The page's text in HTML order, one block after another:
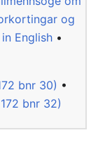
og
English •
bnr 30) •
bnr 32)